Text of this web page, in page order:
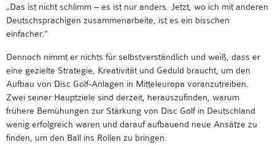
„Das ist nicht schlimm – es ist nur anders. Jetzt, wo ich mit anderen
Deutschsprachigen zusammenarbeite, ist es ein bisschen
einfacher.“
Dennoch nimmt er nichts für selbstverständlich und weiß, dass er
eine gezielte Strategie, Kreativität und Geduld braucht, um den
Aufbau von Disc Golf-Anlagen in Mitteleuropa voranzutreiben.
Zwei seiner Hauptziele sind derzeit, herauszufinden, warum
frühere Bemühungen zur Stärkung von Disc Golf in Deutschland
wenig erfolgreich waren und darauf aufbauend neue Ansätze zu
finden, um den Ball ins Rollen zu bringen.